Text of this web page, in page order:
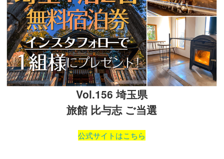
Vol.156 埼玉県
旅館 比与志 ご当選
公式サイトはこちら